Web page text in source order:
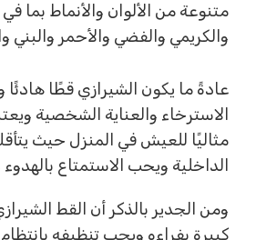
متنوعة من الألوان والأنماط بما في
والكريمي والفضي والأحمر والبني
عادةً ما يكون الشيرازي قطًا هادئًا
الاسترخاء والعناية الشخصية ويعتبر
مثاليًا للعيش في المنزل حيث
الداخلية ويحب الاستمتاع بالهدوء
ومن الجدير بالذكر أن القط الشيرازي
كبيرة بفراءه ويجب تنظيفه بانتظام